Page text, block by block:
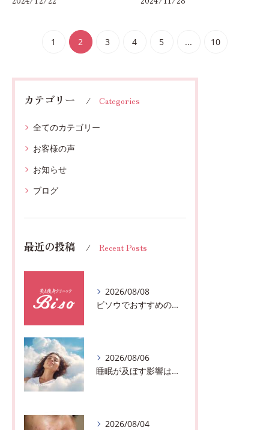
1 2 3 4 5 ... 10
カテゴリー Categories
全てのカテゴリー
お客様の声
お知らせ
ブログ
最近の投稿 Recent Posts
2026/08/08
ビソウでおすすめのフェースビューティーの洗顔♪千葉市中央区フルハンドで体質、姿勢改善！！
2026/08/06
睡眠が及ぼす影響は？千葉市おすすめメニュー全身リンパマッサージで全身スッキリ♪
2026/08/04